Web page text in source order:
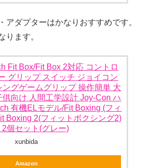
アダプターはかなりおすすめです。
ります。
Fit Box/Fit Box 2対応 コントロ
グリップ スイッチ ジョイコン
ングゲームグリップ 操作簡単 大
供向け 人間工学設計 Joy-Con ハ
有機ELモデル/Fit Boxing (フィ
Boxing 2(フィットボクシング2)
2個セット(グレー)
xunbida
Amazon